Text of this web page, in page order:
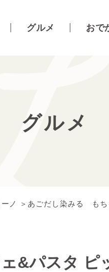
グルメ おで
グルメ
ノ ＞あごだし染みる もち
&パスタ